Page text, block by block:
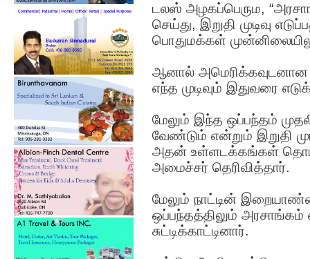
டலஸ் அழகப்பெரும,
செய்து, இறுதி முடிவு
பொதுமக்கள்
ஆனால் அமெரிக்கவுடனான
எந்த முடிவும் இதுவரை
மேலும் இந்த ஒப்பந்தம்
வேண்டும் என்றும் இறுதி
அதன் உள்ளடக்கங்கள்
அமைச்சர் தெரிவித்தார்.
மேலும் நாட்டின்
ஒப்பந்தத்திலும் அரசாங்கம்
சுட்டிக்காட்டினார்.